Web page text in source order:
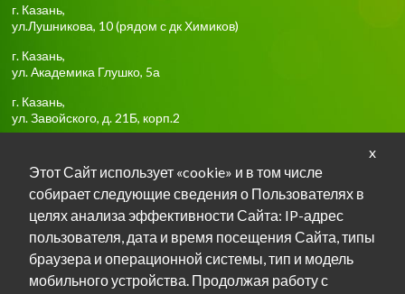
г. Казань,
ул.Лушникова, 10(рядом с дк Химиков)
г. Казань,
ул. Академика Глушко, 5а
г. Казань,
ул. Завойского, д. 21Б, корп.2
Тел:+7-917-918-85-16
Задать вопрос о занятиях в TG
Задать вопрос о занятиях в Max
Мы в ВКонтакте
x
Этот Сайт использует «cookie» и в том числе
собирает следующие сведения о Пользователях в
целях анализа эффективности Сайта: IP-адрес
пользователя, дата и время посещения Сайта, типы
браузера и операционной системы, тип и модель
мобильного устройства. Продолжая работу с